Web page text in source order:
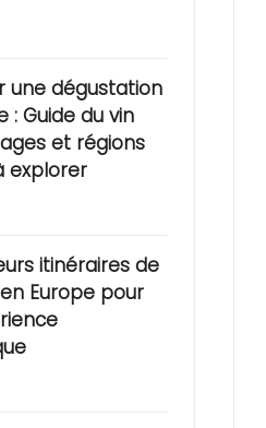
une dégustation
: Guide du vin
et régions
explorer
itinéraires de
Europe pour